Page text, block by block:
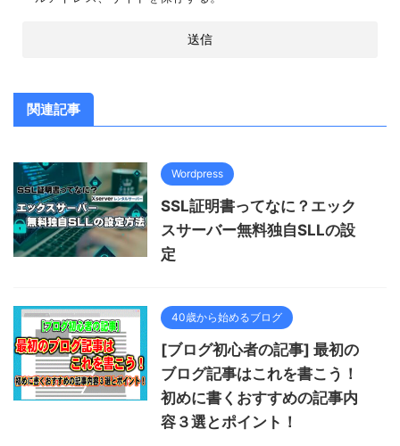
関連記事
Wordpress
SSL証明書ってなに？エック
スサーバー無料独自SLLの設
定
40歳から始めるブログ
[ブログ初心者の記事] 最初の
ブログ記事はこれを書こう！
初めに書くおすすめの記事内
容３選とポイント！